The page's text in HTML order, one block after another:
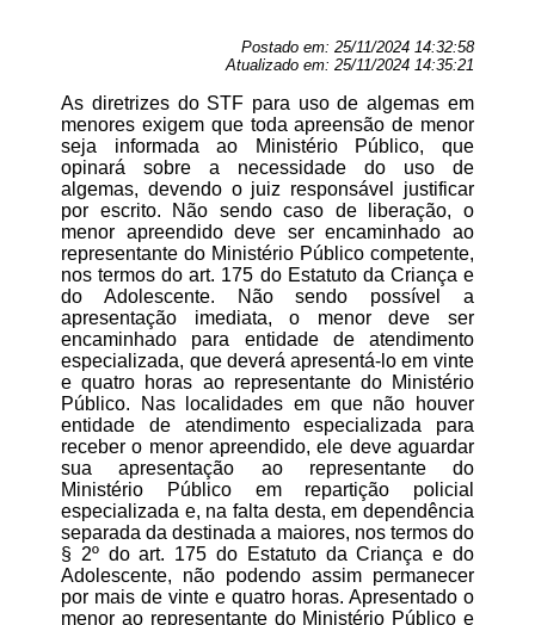
Postado em: 25/11/2024 14:32:58
Atualizado em: 25/11/2024 14:35:21
As diretrizes do STF para uso de algemas em
menores exigem que toda apreensão de menor
seja informada ao Ministério Público, que
opinará sobre a necessidade do uso de
algemas, devendo o juiz responsável justificar
por escrito. Não sendo caso de liberação, o
menor apreendido deve ser encaminhado ao
representante do Ministério Público competente,
nos termos do art. 175 do Estatuto da Criança e
do Adolescente. Não sendo possível a
apresentação imediata, o menor deve ser
encaminhado para entidade de atendimento
especializada, que deverá apresentá-lo em vinte
e quatro horas ao representante do Ministério
Público. Nas localidades em que não houver
entidade de atendimento especializada para
receber o menor apreendido, ele deve aguardar
sua apresentação ao representante do
Ministério Público em repartição policial
especializada e, na falta desta, em dependência
separada da destinada a maiores, nos termos do
§ 2º do art. 175 do Estatuto da Criança e do
Adolescente, não podendo assim permanecer
por mais de vinte e quatro horas. Apresentado o
menor ao representante do Ministério Público e